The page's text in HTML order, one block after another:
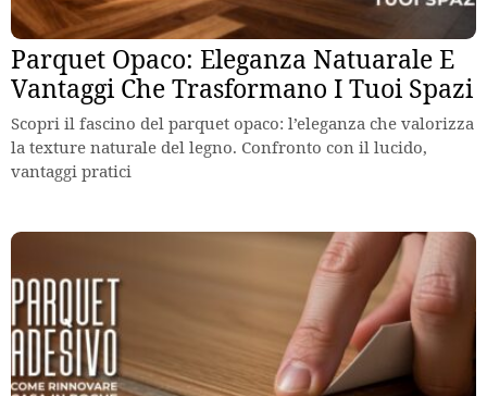
Parquet Opaco: Eleganza Natuarale E
Vantaggi Che Trasformano I Tuoi Spazi
Scopri il fascino del parquet opaco: l’eleganza che valorizza
la texture naturale del legno. Confronto con il lucido,
vantaggi pratici